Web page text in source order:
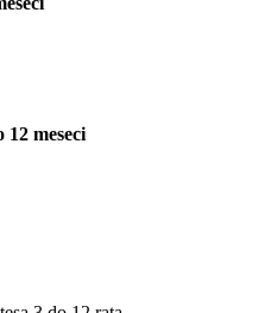
meseci